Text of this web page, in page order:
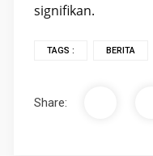
signifikan.
TAGS : BERITA
Share: